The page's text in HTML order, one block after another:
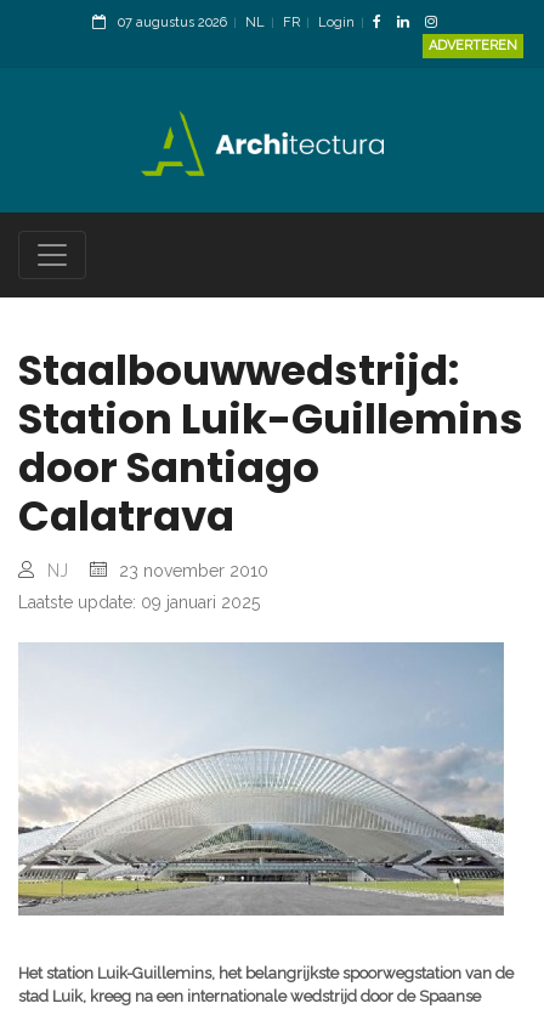
07 augustus 2026 NL FR
Login
ADVERTEREN
Staalbouwwedstrijd:
Station Luik-Guillemins
door Santiago
Calatrava
NJ
23 november 2010
Laatste update: 09 januari 2025
Het station Luik-Guillemins, het belangrijkste spoorwegstation van de
stad Luik, kreeg na een internationale wedstrijd door de Spaanse